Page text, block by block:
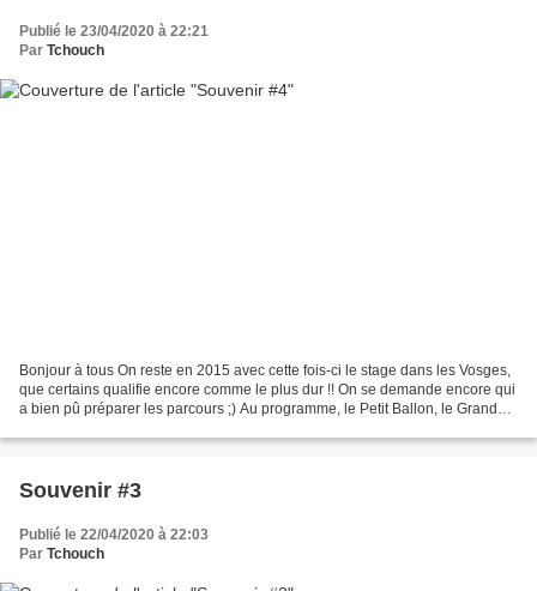
Publié le 23/04/2020 à 22:21
Par Tchouch
Bonjour à tous On reste en 2015 avec cette fois-ci le stage dans les Vosges,
que certains qualifie encore comme le plus dur !! On se demande encore qui
a bien pû préparer les parcours ;) Au programme, le Petit Ballon, le Grand
Souvenir #3
Publié le 22/04/2020 à 22:03
Par Tchouch